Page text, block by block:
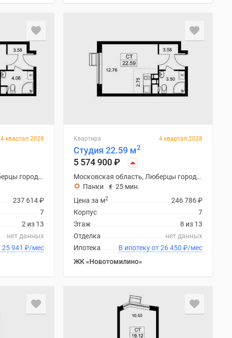
4 квартал 2028
Московская область, Люберцы городской округ
237 614₽
7
2 из 13
нет данных
В ипотеку от 25 941 ₽/мес
Квартира 4 квартал 2028
Студия 22.59 м2
5 574 900₽
Московская область, Люберцы городской округ
Панки
25 мин.
246 786₽
Цена за м2
7
Корпус
8 из 13
Этаж
нет данных
Отделка
В ипотеку от 26 450 ₽/мес
Ипотека
ЖК «Новотомилино»